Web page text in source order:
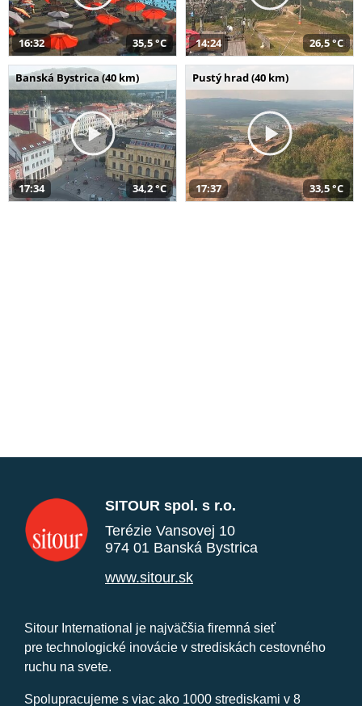
16:32 35,5 °C 14:24 26,5 °C
Banská Bystrica (40 km)
17:34 34,2 °C
Pustý hrad (40 km)
17:37 33,5 °C
SITOUR spol. s r.o.
Terézie Vansovej 10
974 01 Banská Bystrica
www.sitour.sk
Sitour International je najväčšia firemná sieť
pre technologické inovácie v strediskách cestovného
ruchu na svete.
Spolupracujeme s viac ako 1000 strediskami v 8